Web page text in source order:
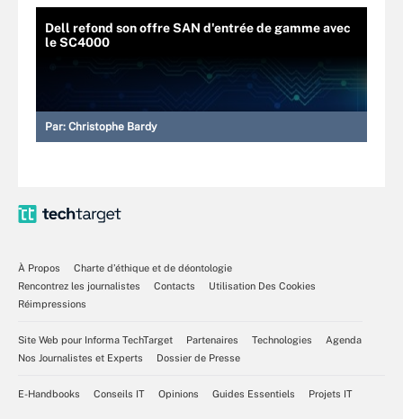
Dell refond son offre SAN d'entrée de gamme avec
le SC4000
Par: Christophe Bardy
À Propos
Charte d’éthique et de déontologie
Rencontrez les journalistes
Contacts
Utilisation Des Cookies
Réimpressions
Site Web pour Informa TechTarget Partenaires Technologies
Agenda
Nos Journalistes et Experts
Dossier de Presse
E-Handbooks Conseils IT Opinions Guides Essentiels Projets IT